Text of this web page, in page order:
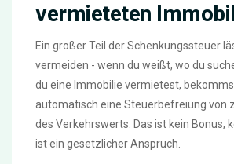
vermieteten
Ein großer Teil der Schenkungssteuer
vermeiden - wenn du weißt, wo du
du eine Immobilie vermietest,
automatisch eine Steuerbefreiung von
des Verkehrswerts. Das ist kein Bonus,
ist ein gesetzlicher Anspruch.